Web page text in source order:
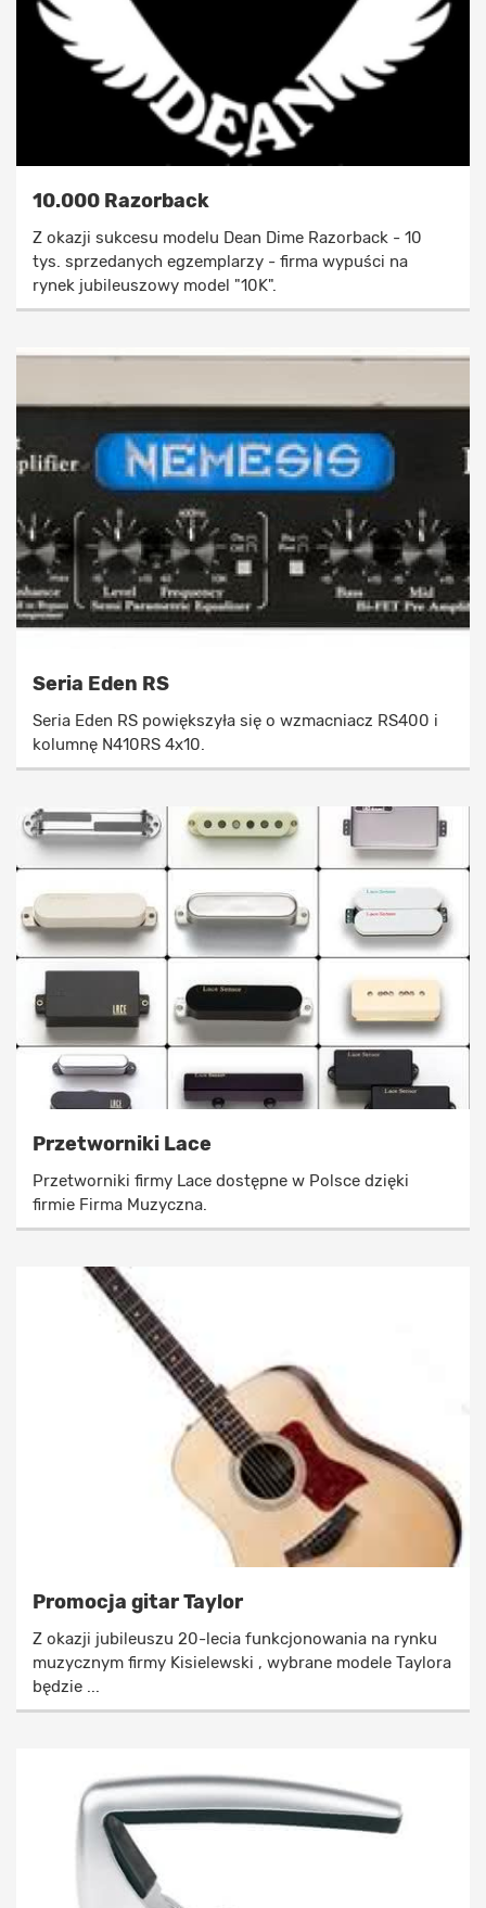
10.000 Razorback
Z okazji sukcesu modelu Dean Dime Razorback - 10
tys. sprzedanych egzemplarzy - firma wypuści na
rynek jubileuszowy model "10K".
Seria Eden RS
Seria Eden RS powiększyła się o wzmacniacz RS400 i
kolumnę N410RS 4x10.
Przetworniki Lace
Przetworniki firmy Lace dostępne w Polsce dzięki
firmie Firma Muzyczna.
Promocja gitar Taylor
Z okazji jubileuszu 20-lecia funkcjonowania na rynku
muzycznym firmy Kisielewski , wybrane modele Taylora
będzie ...